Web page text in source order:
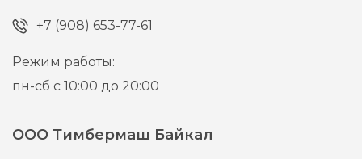
+7 (908) 653-77-61
Режим работы:
пн-сб с 10:00 до 20:00
ООО Тимбермаш Байкал